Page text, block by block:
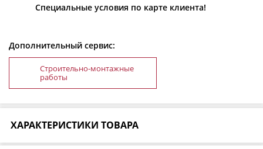
Специальные условия по карте клиента!
Дополнительный сервис:
Строительно-монтажные
работы
ХАРАКТЕРИСТИКИ ТОВАРА